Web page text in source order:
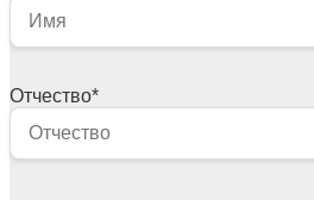
Отчество*